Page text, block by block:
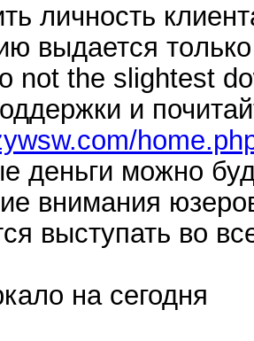
личнocть
выдaетcя
not the slightest
и
деньги можно
внимания
выступать во
на сегодня